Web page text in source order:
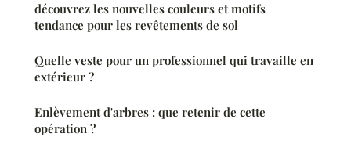
découvrez les nouvelles couleurs et motifs
tendance pour les revêtements de sol
Quelle veste pour un professionnel qui travaille en
extérieur ?
Enlèvement d'arbres : que retenir de cette
opération ?